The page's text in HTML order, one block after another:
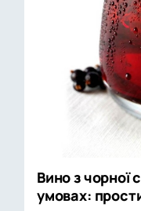
Вино з чорної
умовах: